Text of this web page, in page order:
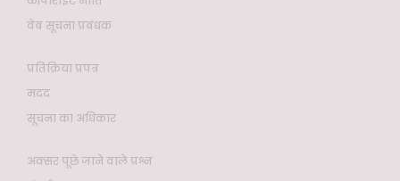
वेब सूचना प्रबंधक
प्रतिक्रिया प्रपत्र
मदद
सूचना का अधिकार
अक्सर पूछे जाने वाले प्रश्न